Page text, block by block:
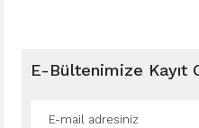
E-Bültenimize Kayıt